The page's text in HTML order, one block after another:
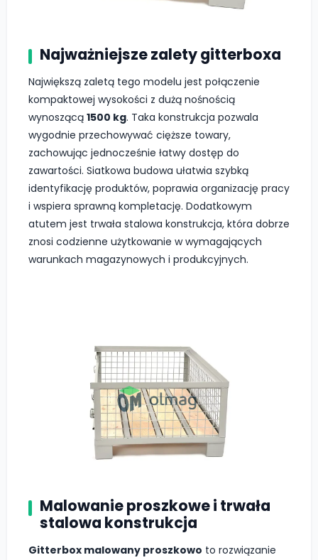
Najważniejsze zalety gitterboxa
Największą zaletą tego modelu jest połączenie
kompaktowej wysokości z dużą nośnością
wynoszącą 1500 kg. Taka konstrukcja pozwala
wygodnie przechowywać cięższe towary,
zachowując jednocześnie łatwy dostęp do
zawartości. Siatkowa budowa ułatwia szybką
identyfikację produktów, poprawia organizację pracy
i wspiera sprawną kompletację. Dodatkowym
atutem jest trwała stalowa konstrukcja, która dobrze
znosi codzienne użytkowanie w wymagających
warunkach magazynowych i produkcyjnych.
Malowanie proszkowe i trwała
stalowa konstrukcja
Gitterbox malowany proszkowo to rozwiązanie